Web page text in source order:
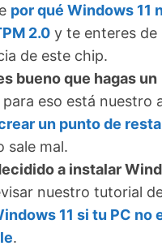
por qué Windows 11
2.0 y te enteres de
de este chip.
bueno que hagas un
para eso está nuestro
un punto de
sale mal.
a instalar
nuestro tutorial
11 si tu PC no
.